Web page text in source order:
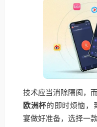
技术应当消除隔阂，
欧洲杯的即时烦恼，
宴做好准备，选择一